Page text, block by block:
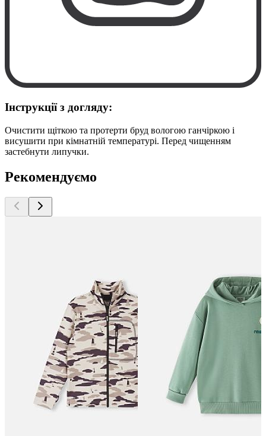
Інструкції з догляду:
Очистити щіткою та протерти бруд вологою ганчіркою і
висушити при кімнатній температурі. Перед чищенням
застебнути липучки.
Рекомендуємо